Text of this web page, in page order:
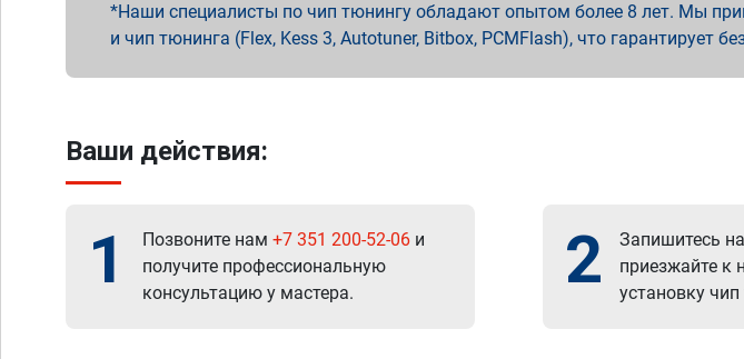
Наши специалисты по чип тюнингу обладают опытом более 8 лет. Мы
и чип тюнинга (Flex, Kess 3, Autotuner, Bitbox, PCMFlash), что гарантирует
Ваши действия:
1 Позвоните нам +7 351 200-52-06 и
получите профессиональную
консультацию у мастера.
2
Запишитесь
приезжайте к
установку